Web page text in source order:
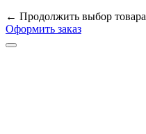
← Продолжить выбор товара
Оформить заказ